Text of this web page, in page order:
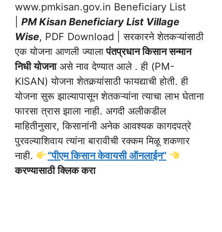
www.pmkisan.gov.in Beneficiary List
PM Kisan Beneficiary List Village
Wise, PDF Download | सरकारने शेतकऱ्यांसाठी
एक योजना आणली ज्यालापंतप्रधान किसान सन्मान
निधी योजनाअसे नाव देण्यात आले . ही (PM-
KISAN) योजना शेतकर्‍यांसाठी फायद्याची होती. ही
योजना सुरू झाल्यापासून शेतकऱ्यांना त्याचा लाभ घेताना
फारसा त्रास झाला नाही. अगदी अलीकडील
माहितीनुसार, किसानांनी अनेक आवश्यक कागदपत्रे
पुरवल्याशिवाय त्यांना बारावीची रक्कम मिळू शकणार
नाही.
“पीएम किसान केवायसी ऑनलाईन”
करण्यासाठी क्लिक करा